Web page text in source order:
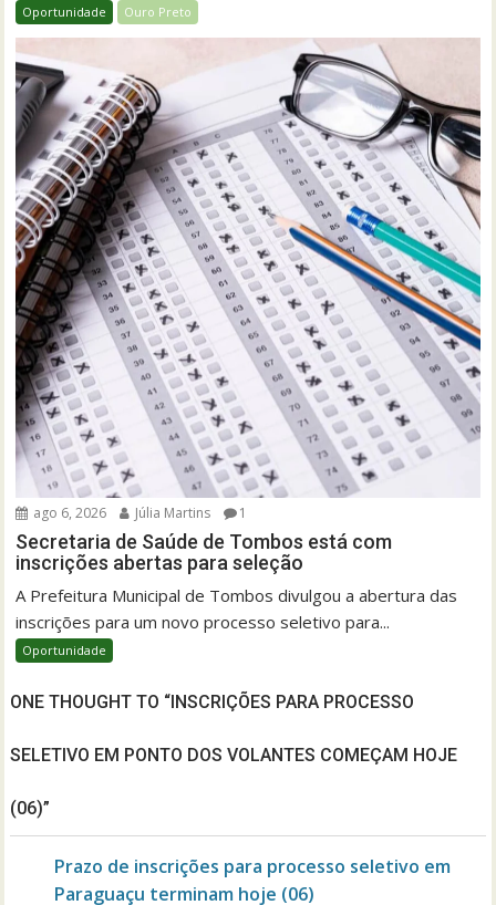
Oportunidade Ouro Preto
ago 6, 2026 Júlia Martins 1
Secretaria de Saúde de Tombos está com
inscrições abertas para seleção
A Prefeitura Municipal de Tombos divulgou a abertura das
inscrições para um novo processo seletivo para...
Oportunidade
ONE THOUGHT TO “INSCRIÇÕES PARA PROCESSO
SELETIVO EM PONTO DOS VOLANTES COMEÇAM HOJE
(06)”
Prazo de inscrições para processo seletivo em
Paraguaçu terminam hoje (06)